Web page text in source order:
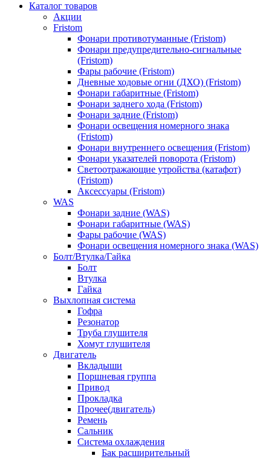
Каталог товаров
Акции
Fristom
Фонари противотуманные (Fristom)
Фонари предупредительно-сигнальные
(Fristom)
Фары рабочие (Fristom)
Дневные ходовые огни (ДХО) (Fristom)
Фонари габаритные (Fristom)
Фонари заднего хода (Fristom)
Фонари задние (Fristom)
Фонари освещения номерного знака
(Fristom)
Фонари внутреннего освещения (Fristom)
Фонари указателей поворота (Fristom)
Светоотражающие утройства (катафот)
(Fristom)
Аксессуары (Fristom)
WAS
Фонари задние (WAS)
Фонари габаритные (WAS)
Фары рабочие (WAS)
Фонари освещения номерного знака (WAS)
Болт/Втулка/Гайка
Болт
Втулка
Гайка
Выхлопная система
Гофра
Резонатор
Труба глушителя
Хомут глушителя
Двигатель
Вкладыши
Поршневая группа
Привод
Прокладка
Прочее(двигатель)
Ремень
Сальник
Система охлаждения
Бак расширительный